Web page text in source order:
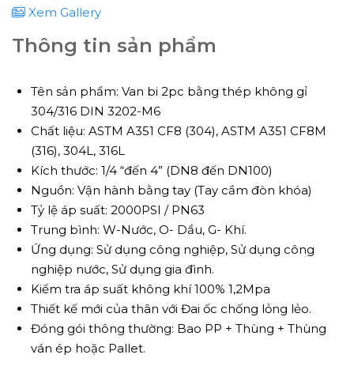
Xem Gallery
Thông tin sản phẩm
Tên sản phẩm: Van bi 2pc bằng thép không gỉ
304/316 DIN 3202-M6
Chất liệu: ASTM A351 CF8 (304), ASTM A351 CF8M
(316), 304L, 316L
Kích thước: 1/4 “đến 4” (DN8 đến DN100)
Nguồn: Vận hành bằng tay (Tay cầm đòn khóa)
Tỷ lệ áp suất: 2000PSI / PN63
Trung bình: W-Nước, O- Dầu, G- Khí.
Ứng dụng: Sử dụng công nghiệp, Sử dụng công
nghiệp nước, Sử dụng gia đình.
Kiểm tra áp suất không khí 100% 1,2Mpa
Thiết kế mới của thân với Đai ốc chống lỏng lẻo.
Đóng gói thông thường: Bao PP + Thùng + Thùng
ván ép hoặc Pallet.